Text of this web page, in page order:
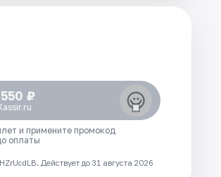
₽
и примените промокод
оплаты
Действует до 31 августа 2026